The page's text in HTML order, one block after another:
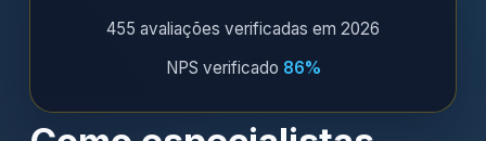
455 avaliações verificadas em 2026
NPS verificado 86%